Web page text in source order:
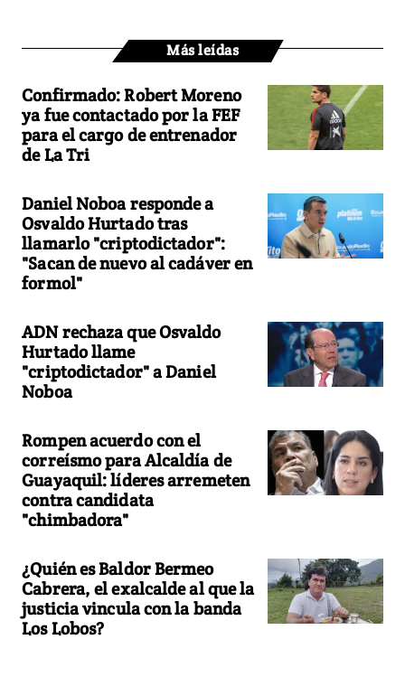
Más leídas
Confirmado: Robert Moreno
ya fue contactado por la FEF
para el cargo de entrenador
de La Tri
Daniel Noboa responde a
Osvaldo Hurtado tras
llamarlo "criptodictador":
"Sacan de nuevo al cadáver en
formol"
ADN rechaza que Osvaldo
Hurtado llame
"criptodictador" a Daniel
Noboa
Rompen acuerdo con el
correísmo para Alcaldía de
Guayaquil: líderes arremeten
contra candidata
"chimbadora"
¿Quién es Baldor Bermeo
Cabrera, el exalcalde al que la
justicia vincula con la banda
Los Lobos?